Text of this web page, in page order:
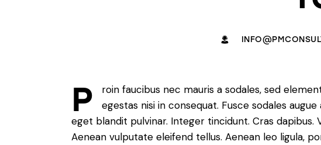
P
roin faucibus nec mauris a sodales, sed
egestas nisi in consequat. Fusce sodales
eget blandit pulvinar. Integer tincidunt. Cras dapibus.
Aenean vulputate eleifend tellus. Aenean leo ligula,